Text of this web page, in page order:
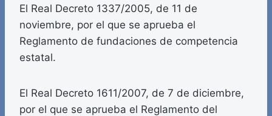
El Real Decreto 1337/2005, de 11 de
noviembre, por el que se aprueba el
Reglamento de fundaciones de competencia
estatal.
El Real Decreto 1611/2007, de 7 de diciembre,
por el que se aprueba el Reglamento del